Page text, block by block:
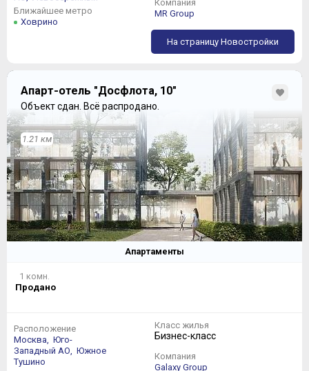
Ближайшее метро
Ховрино
Компания
MR Group
На страницу Новостройки
Апарт-отель "Досфлота, 10"
Объект сдан. Всё распродано.
1.21 км
Апартаменты
1 комн.
Продано
Расположение
Москва,
Юго-
Западный АО,
Южное
Тушино
Класс жилья
Бизнес-класс
Компания
Galaxy Group